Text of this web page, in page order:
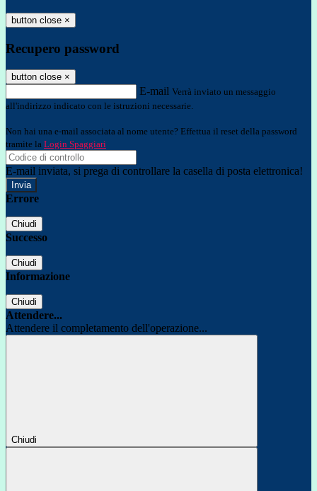
button close ×
Recupero password
button close ×
E-mail Verrà inviato un messaggio
all'indirizzo indicato con le istruzioni necessarie.
Non hai una e-mail associata al nome utente? Effettua il reset della password
tramite la Login Spaggiari
E-mail inviata, si prega di controllare la casella di posta elettronica!
Errore
Chiudi
Successo
Chiudi
Informazione
Chiudi
Attendere...
Attendere il completamento dell'operazione...
Chiudi